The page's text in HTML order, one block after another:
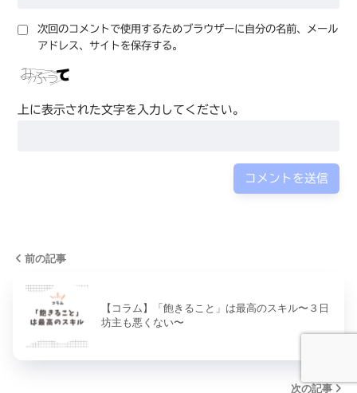
次回のコメントで使用するためブラウザーに自分の名前、メール
アドレス、サイトを保存する。
上に表示された文字を入力してください。
前の記事
【コラム】「飽きること」は最高のスキル〜３日
坊主も悪くない〜
次の記事